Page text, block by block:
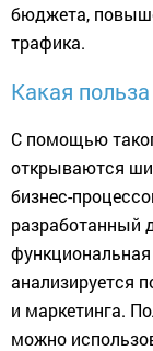
бюджета,
трафика.
Какая
С помощью
открываются
бизнес-
разработанный
анализируется
и маркетинга.
можно